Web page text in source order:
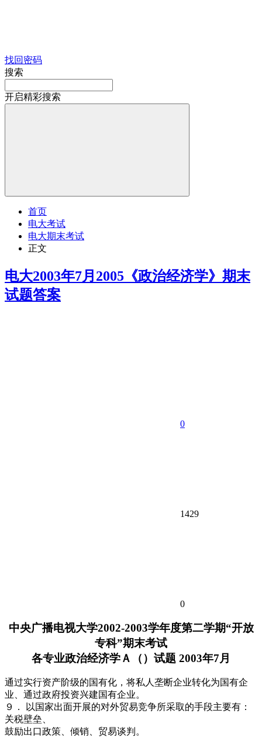
找回密码
搜索
开启精彩搜索
首页
电大考试
电大期末考试
正文
电大2003年7月2005《政治经济学》期末
试题答案
0
1429
0
中央广播电视大学2002-2003学年度第二学期“开放
专科”期末考试
各专业政治经济学Ａ（）试题 2003年7月
通过实行资产阶级的国有化，将私人垄断企业转化为国有企
业、通过政府投资兴建国有企业。
９． 以国家出面开展的对外贸易竞争所采取的手段主要有：
关税壁垒、
鼓励出口政策、倾销、贸易谈判。